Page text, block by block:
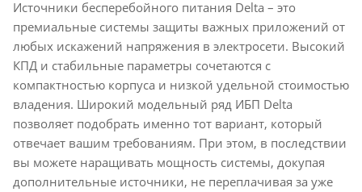
Вес, кг
15.2
Источники бесперебойного питания Delta – это
премиальные системы защиты важных приложений от
любых искажений напряжения в электросети. Высокий
КПД и стабильные параметры сочетаются с
компактностью корпуса и низкой удельной стоимостью
владения. Широкий модельный ряд ИБП Delta
позволяет подобрать именно тот вариант, который
отвечает вашим требованиям. При этом, в последствии
вы можете наращивать мощность системы, докупая
дополнительные источники, не переплачивая за уже